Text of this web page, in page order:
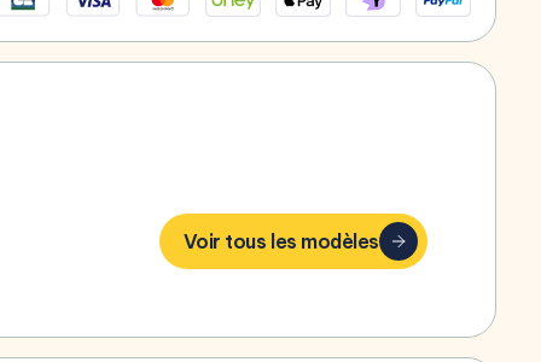
Voir tous les modèles